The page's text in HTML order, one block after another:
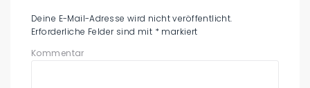
Deine E-Mail-Adresse wird nicht veröffentlicht.
Erforderliche Felder sind mit * markiert
Kommentar